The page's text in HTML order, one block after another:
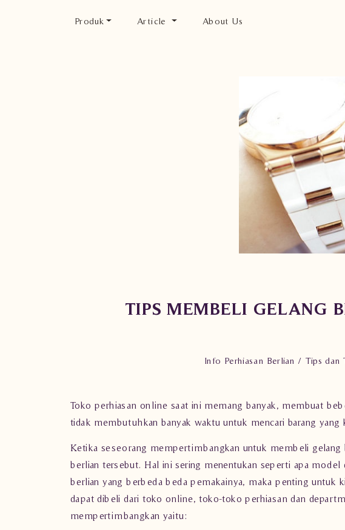
Produk Article About Us
TIPS MEMBELI GELANG
Info Perhiasan Berlian Tips dan
Toko perhiasan online saat ini memang banyak, membuat
tidak membutuhkan banyak waktu untuk mencari barang yang
Ketika seseorang mempertimbangkan untuk membeli gelang
berlian tersebut. Hal ini sering menentukan seperti apa
berlian yang berbeda beda pemakainya, maka penting untuk
dapat dibeli dari toko online, toko-toko perhiasan dan
mempertimbangkan yaitu: